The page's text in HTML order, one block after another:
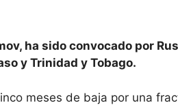
ha sido convocado por
y Trinidad y Tobago.
meses de baja por una